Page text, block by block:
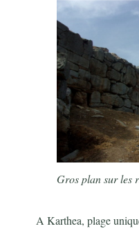
Gros plan sur les
A Karthea, plage